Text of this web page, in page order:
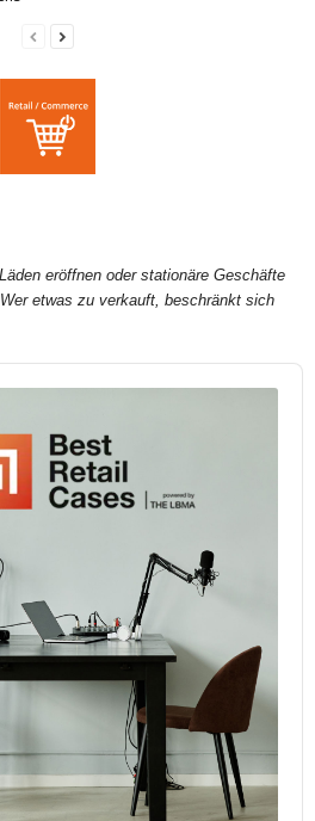
eröffnen oder stationäre Geschäfte
etwas zu verkauft, beschränkt sich